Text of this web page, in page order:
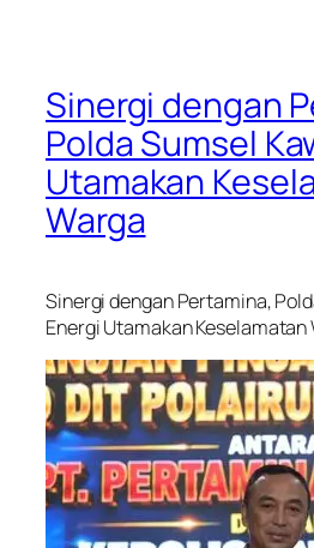
Sinergi dengan
Polda Sumsel
Utamakan
Warga
Sinergi dengan Pertamina,
Energi Utamakan Keselamatan